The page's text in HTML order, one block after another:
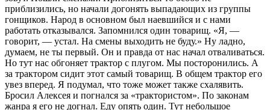
приблизились, но начали догонять выпадающих из группы
гонщиков. Народ в основном был наевшийся и с нами
работать отказывался. Запомнился один товарищ. «Я, —
говорит, — устал. На смены выходить не буду.» Ну ладно,
думаем, не ты первый. Он и правда от нас начал отваливаться.
Но тут нас обгоняет трактор с плугом. Мы посторонились. А
за трактором сидит этот самый товарищ. В общем трактор его
увез вперед. Я подумал, что тоже может также схалявить.
Бросил Алексея и погнался за «трактористом». По законам
жанра я его не догнал. Еду опять один. Тут небольшое